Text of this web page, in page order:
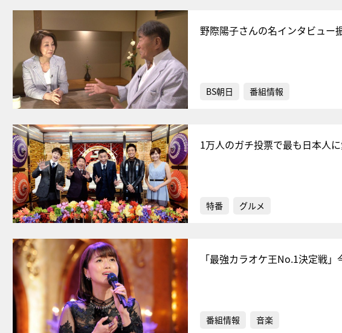
野際陽子さんの名インタビュー
BS朝日 番組情報
1万人のガチ投票で最も日本人
特番 グルメ
「最強カラオケ王No.1決定戦
番組情報 音楽